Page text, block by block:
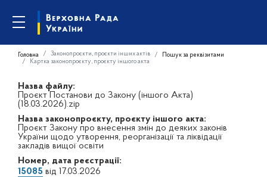
Головна Законопроєкти, проєкти інших актів
Пошук за реквізитами
Картка законопроєкту, проєкту іншого акта
Назва файлу:
Проєкт Постанови до Закону (іншого Акта)
(18.03.2026).zip
Назва законопроєкту, проєкту іншого акта:
Проєкт Закону про внесення змін до деяких законів
України щодо утворення, реорганізації та ліквідації
закладів вищої освіти
Номер, дата реєстрації:
15085 від 17.03.2026